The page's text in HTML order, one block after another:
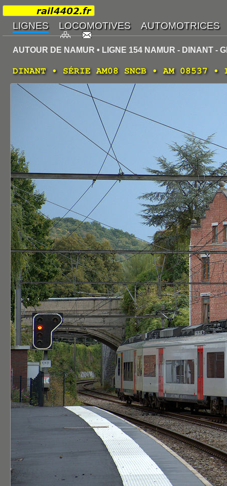
AUTOUR DE NAMUR • LIGNE 154 NAMUR - DINANT -
DINANT • SÉRIE AM08 SNCB • AM 08537 •